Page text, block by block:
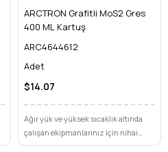
ARCTRON Grafitli MoS2 Gres
400 ML Kartuş
ARC4644612
Adet
$14.07
Ağır yük ve yüksek sıcaklık altında
çalışan ekipmanlarınız için nihai
çözüm. ARCTRON Grafitli MoS2 Gres